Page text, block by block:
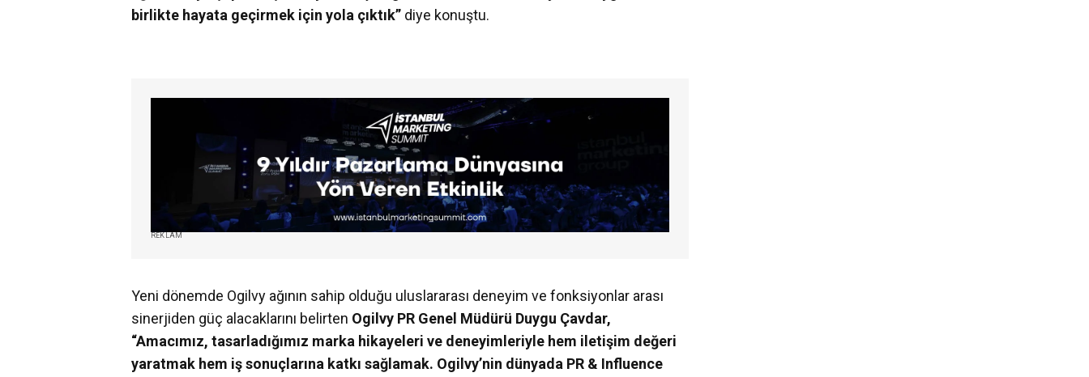
birlikte hayata geçirmek için yola çıktık” diye konuştu.
REKLAM
Yeni dönemde Ogilvy ağının sahip olduğu uluslararası deneyim ve fonksiyonlar arası
sinerjiden güç alacaklarını belirten Ogilvy PR Genel Müdürü Duygu Çavdar,
“Amacımız, tasarladığımız marka hikayeleri ve deneyimleriyle hem iletişim değeri
yaratmak hem iş sonuçlarına katkı sağlamak. Ogilvy’nin dünyada PR & Influence